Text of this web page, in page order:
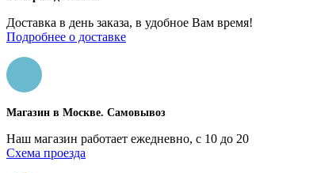
Доставка в день заказа, в удобное Вам время!
Подробнее о доставке
Магазин в Москве. Самовывоз
Наш магазин работает ежедневно, с 10 до 20
Схема проезда